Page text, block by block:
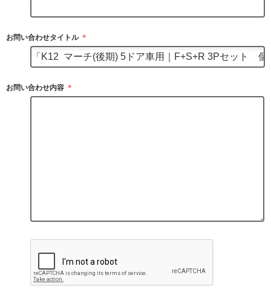
お問い合わせタイトル ＊
お問い合わせ内容 ＊